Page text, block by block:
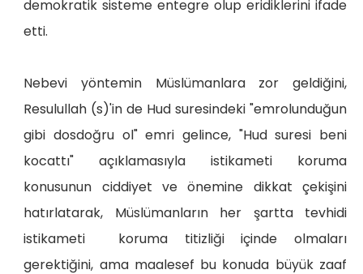
demokratik sisteme entegre olup eridiklerini ifade
etti.
Nebevi yöntemin Müslümanlara zor geldiğini,
Resulullah (s)'in de Hud suresindeki "emrolunduğun
gibi dosdoğru ol" emri gelince, "Hud suresi beni
kocattı" açıklamasıyla istikameti koruma
konusunun ciddiyet ve önemine dikkat çekişini
hatırlatarak, Müslümanların her şartta tevhidi
istikameti koruma titizliği içinde olmaları
gerektiğini, ama maalesef bu konuda büyük zaaf